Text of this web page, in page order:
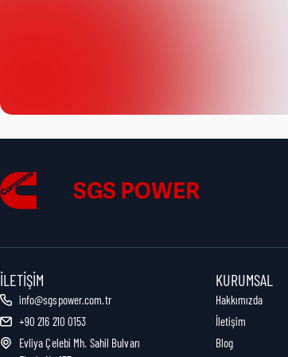
Nakliye Yüksekliği:
Nakliye Uzunluğu:
Nakliye Ağırlığı:
İLETIŞIM
info@sgspower.com.tr
+90 216 210 0153
Evliya Çelebi Mh. Sahil Bulvarı
KURUMSAL
Hakkımızda
İletişim
Blog